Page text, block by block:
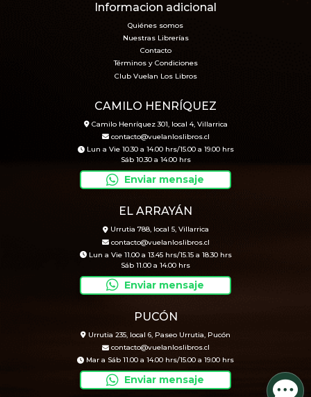
Informacion adicional
Quiénes somos
Nuestras Librerías
Contacto
Términos y Condiciones
Club Vuelan Los Libros
CAMILO HENRÍQUEZ
Camilo Henríquez 301, local 4, Villarrica
contacto@vuelanloslibros.cl
Lun a Vie 10.30 a 14.00 hrs/15.00 a 19.00 hrs
Sáb 10.30 a 14.00 hrs
Enviar mensaje
EL ARRAYÁN
Urrutia 788, local 5, Villarrica
contacto@vuelanloslibros.cl
Lun a Vie 11.00 a 13.45 hrs/15.15 a 18.30 hrs
Sáb 11.00 a 14.00 hrs
Enviar mensaje
PUCÓN
Urrutia 235, local 6, Paseo Urrutia, Pucón
contacto@vuelanloslibros.cl
Mar a Sáb 11.00 a 14.00 hrs/15.00 a 19.00 hrs
Enviar mensaje